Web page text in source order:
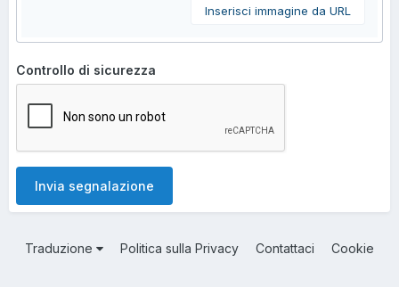
Inserisci immagine da URL
Controllo di sicurezza
Invia segnalazione
Traduzione Politica sulla Privacy Contattaci Cookie